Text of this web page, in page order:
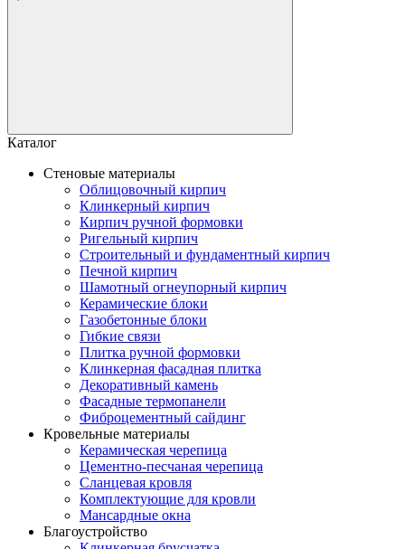
Каталог
Стеновые материалы
Облицовочный кирпич
Клинкерный кирпич
Кирпич ручной формовки
Ригельный кирпич
Строительный и фундаментный кирпич
Печной кирпич
Шамотный огнеупорный кирпич
Керамические блоки
Газобетонные блоки
Гибкие связи
Плитка ручной формовки
Клинкерная фасадная плитка
Декоративный камень
Фасадные термопанели
Фиброцементный сайдинг
Кровельные материалы
Керамическая черепица
Цементно-песчаная черепица
Сланцевая кровля
Комплектующие для кровли
Мансардные окна
Благоустройство